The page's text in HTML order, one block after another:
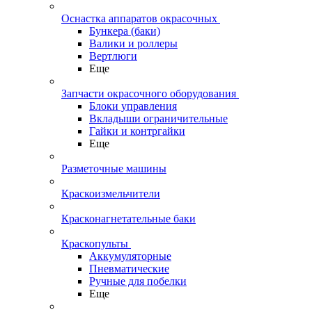
Оснастка аппаратов окрасочных
Бункера (баки)
Валики и роллеры
Вертлюги
Еще
Запчасти окрасочного оборудования
Блоки управления
Вкладыши ограничительные
Гайки и контргайки
Еще
Разметочные машины
Краскоизмельчители
Красконагнетательные баки
Краскопульты
Аккумуляторные
Пневматические
Ручные для побелки
Еще